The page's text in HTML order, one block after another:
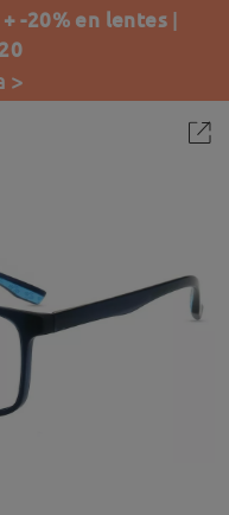
-20% en lentes |
>